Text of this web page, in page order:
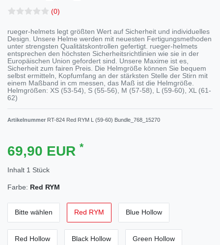
(0)
rueger-helmets legt größten Wert auf Sicherheit und individuelles
Design. Unsere Helme werden mit neuesten Fertigungsmethoden
unter strengsten Qualitätskontrollen gefertigt. rueger-helmets
entsprechen den höchsten Sicherheitsrichtlinien wie sie in der
Europäischen Union gefordert sind. Unsere Maxime ist es,
Sicherheit zum fairen Preis. Die Helmgröße können Sie bequem
selbst ermitteln, Kopfumfang an der stärksten Stelle der Stirn mit
einem Maßband in cm messen, das Maß ist die Helmgröße.
Helmgrößen: XS (53-54), S (55-56), M (57-58), L (59-60), XL (61-
62)
Artikelnummer RT-824 Red RYM L (59-60) Bundle_768_15270
69,90 EUR *
Inhalt 1 Stück
Farbe: Red RYM
Bitte wählen Red RYM Blue Hollow
Red Hollow Black Hollow Green Hollow